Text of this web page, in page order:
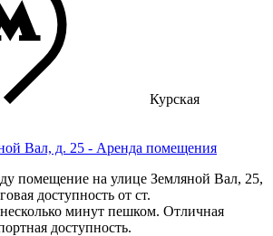
Курская
Вал, д. 25 - Аренда помещения
помещение на улице Земляной Вал, 25,
доступность от ст.
минут пешком. Отличная
доступность.